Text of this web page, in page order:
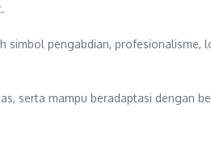
simbol pengabdian,
serta mampu beradaptasi dengan